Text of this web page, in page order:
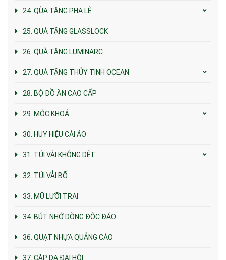
24. QÙA TẶNG PHA LÊ
25. QUÀ TẶNG GLASSLOCK
26. QUÀ TẶNG LUMINARC
27. QUÀ TẶNG THỦY TINH OCEAN
28. BỘ ĐỒ ĂN CAO CẤP
29. MÓC KHOÁ
30. HUY HIỆU CÀI ÁO
31. TÚI VẢI KHÔNG DỆT
32. TÚI VẢI BỐ
33. MŨ LƯỠI TRAI
34. BÚT NHỚ DÒNG ĐỘC ĐÁO
36. QUẠT NHỰA QUẢNG CÁO
37. CẶP DA ĐẠI HỘI